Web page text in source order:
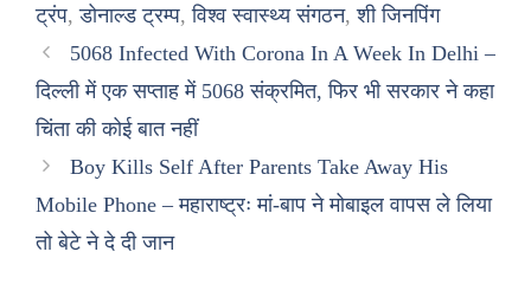
ट्रंप,डोनाल्ड ट्रम्प,विश्व स्वास्थ्य संगठन,शी जिनपिंग
5068 Infected With Corona In A Week In Delhi –
दिल्ली में एक सप्ताह में 5068 संक्रमित, फिर भी सरकार ने कहा
चिंता की कोई बात नहीं
Boy Kills Self After Parents Take Away His
Mobile Phone – महाराष्ट्रः मां-बाप ने मोबाइल वापस ले लिया
तो बेटे ने दे दी जान